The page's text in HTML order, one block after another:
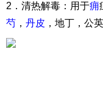
2．清热解毒：用于痈
芍 ， 丹皮 ，地丁，公